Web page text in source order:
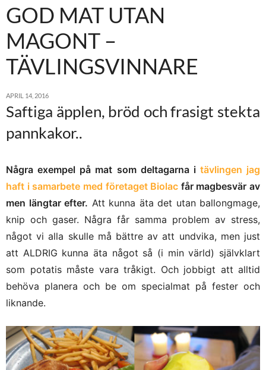
GOD MAT UTAN
MAGONT –
TÄVLINGSVINNARE
APRIL 14, 2016
Saftiga äpplen, bröd och frasigt stekta
pannkakor..
Några exempel på mat som deltagarna i tävlingen jag
haft i samarbete med företaget Biolac får magbesvär av
men längtar efter. Att kunna äta det utan ballongmage,
knip och gaser. Några får samma problem av stress,
något vi alla skulle må bättre av att undvika, men just
att ALDRIG kunna äta något så (i min värld) självklart
som potatis måste vara tråkigt. Och jobbigt att alltid
behöva planera och be om specialmat på fester och
liknande.